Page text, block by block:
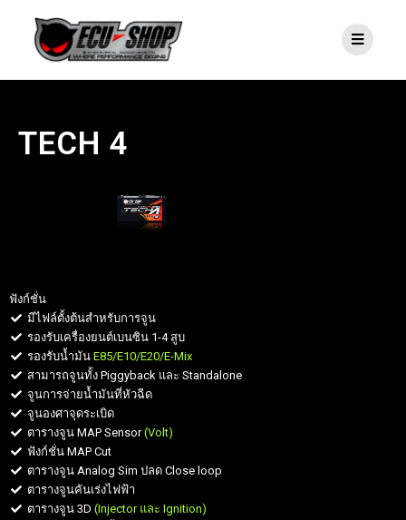
TECH 4
ฟังก์ชั่น
มีไฟล์ตั้งต้นสำหรับการจูน
รองรับเครื่องยนต์เบนซิน 1-4 สูบ
รองรับน้ำมัน E85/E10/E20/E-Mix
สามารถจูนทั้ง Piggyback และ Standalone
จูนการจ่ายน้ำมันที่หัวฉีด
จูนองศาจุดระเบิด
ตารางจูน MAP Sensor(Volt)
ฟังก์ชั่น MAP Cut
ตารางจูน Analog Sim ปลด Close loop
ตารางจูนคันเร่งไฟฟ้า
ตารางจูน 3D (Injector และ Ignition)